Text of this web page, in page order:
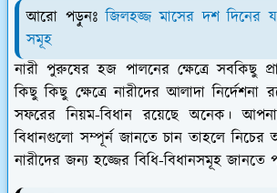
আরো পড়ুনঃজিলহজ্জ মাসের দশ দিনের
সমূহ
নারী পুরুষের হজ পালনের ক্ষেত্রে সবকিছু
কিছু কিছু ক্ষেত্রে নারীদের আলাদা নির্দেশনা
সফরের নিয়ম-বিধান রয়েছে অনেক।
বিধানগুলো সম্পূর্ন জানতে চান তাহলে নিচের
নারীদের জন্য হজ্জের বিধি-বিধানসমূহ জানতে